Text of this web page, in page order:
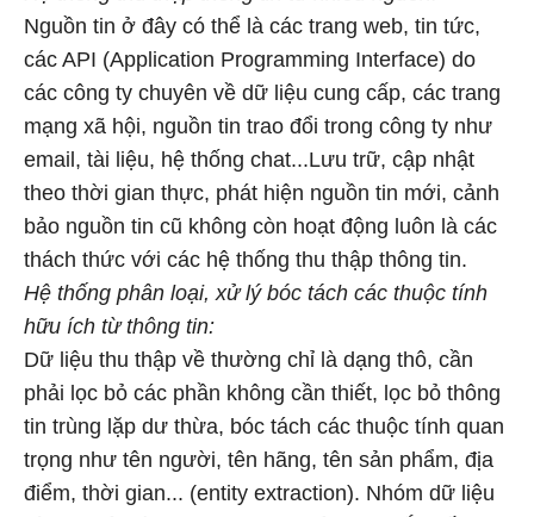
Nguồn tin ở đây có thể là các trang web, tin tức,
các API (Application Programming Interface) do
các công ty chuyên về dữ liệu cung cấp, các trang
mạng xã hội, nguồn tin trao đổi trong công ty như
email, tài liệu, hệ thống chat...Lưu trữ, cập nhật
theo thời gian thực, phát hiện nguồn tin mới, cảnh
bảo nguồn tin cũ không còn hoạt động luôn là các
thách thức với các hệ thống thu thập thông tin.
Hệ thống phân loại, xử lý bóc tách các thuộc tính
hữu ích từ thông tin:
Dữ liệu thu thập về thường chỉ là dạng thô, cần
phải lọc bỏ các phần không cần thiết, lọc bỏ thông
tin trùng lặp dư thừa, bóc tách các thuộc tính quan
trọng như tên người, tên hãng, tên sản phẩm, địa
điểm, thời gian... (entity extraction). Nhóm dữ liệu